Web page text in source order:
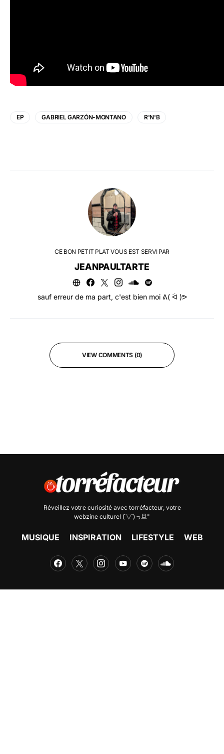
EP GABRIEL GARZÓN-MONTANO R'N'B
CE BON PETIT PLAT VOUS EST SERVI PAR
JEANPAULTARTE
sauf erreur de ma part, c'est bien moi ᕕ( ᐛ )ᕗ
VIEW COMMENTS (0)
Réveillez votre curiosité avec torréfacteur, votre
webzine culturel (˘▽˘)っ旦"
MUSIQUE INSPIRATION LIFESTYLE WEB